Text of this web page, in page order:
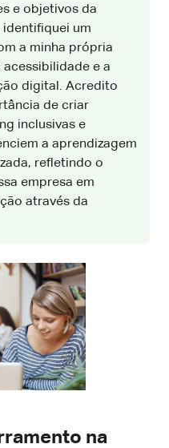
e objetivos da
identifiquei um
a minha própria
e a
digital. Acredito
de criar
inclusivas e
a aprendizagem
refletindo o
empresa em
através da
na